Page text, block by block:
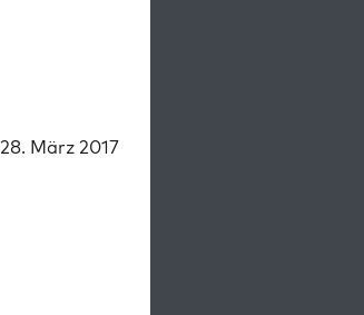
28. März 2017